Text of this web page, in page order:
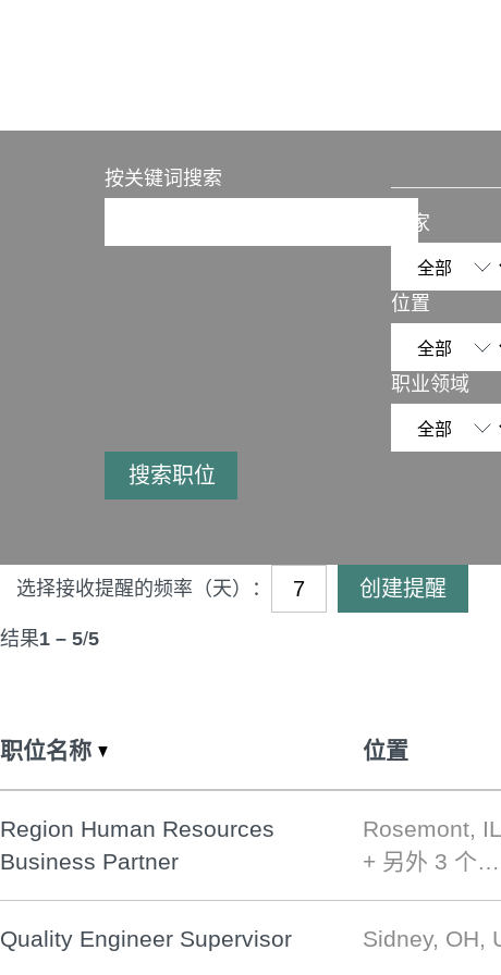
按关键词搜索
国家
位置
职业领域
选择接收提醒的频率（天）： 创建提醒
结果1 – 5/5
职位名称 位置
Region Human Resources
Business Partner
Rosemont,
+ 另外 3 个…
Quality Engineer Supervisor Sidney, OH,